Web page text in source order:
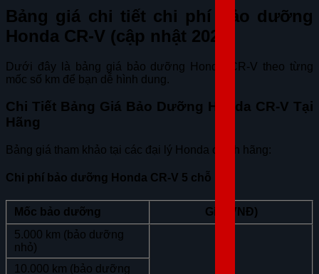
Bảng giá chi tiết chi phí bảo dưỡng
Honda CR-V (cập nhật 2026)
Dưới đây là bảng giá bảo dưỡng Honda CR-V theo từng
mốc số km để bạn dễ hình dung.
Chi Tiết Bảng Giá Bảo Dưỡng Honda CR-V Tại
Hãng
Bảng giá tham khảo tại các đại lý Honda chính hãng:
Chi phí bảo dưỡng Honda CR-V 5 chỗ
Mốc bảo dưỡng
Giá (VNĐ)
5.000 km (bảo dưỡng
nhỏ)
10.000 km (bảo dưỡng